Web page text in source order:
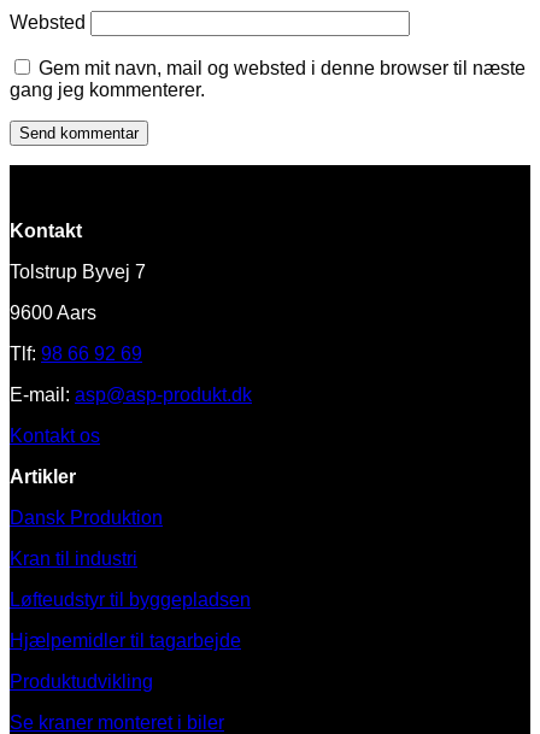
Websted
Gem mit navn, mail og websted i denne browser til næste
gang jeg kommenterer.
Kontakt
Tolstrup Byvej 7
9600 Aars
Tlf: 98 66 92 69
E-mail: asp@asp-produkt.dk
Kontakt os
Artikler
Dansk Produktion
Kran til industri
Løfteudstyr til byggepladsen
Hjælpemidler til tagarbejde
Produktudvikling
Se kraner monteret i biler